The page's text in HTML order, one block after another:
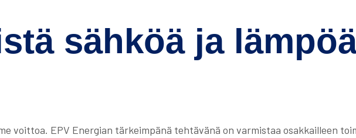
sähköä ja
voittoa. EPV Energian tärkeimpänä tehtävänä on varmistaa osakkailleen